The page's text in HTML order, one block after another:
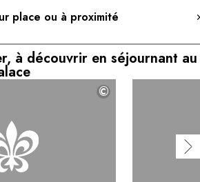
place ou à proximité
à découvrir en séjournant au
©